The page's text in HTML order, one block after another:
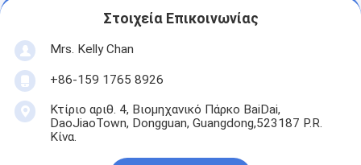
Στοιχεία Επικοινωνίας
Mrs. Kelly Chan
+86-159 1765 8926
Κτίριο αριθ. 4, Βιομηχανικό Πάρκο BaiDai,
DaoJiaoTown, Dongguan, Guangdong,523187 P.R.
Κίνα.